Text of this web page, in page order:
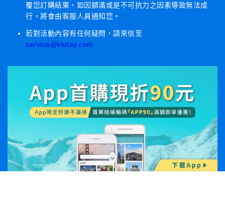
覆您訂購結果，如因額滿或是不可抗力之因素導致無法成
行，將會由客服人員通知您。
若對活動內容有任何疑問，請來信至
service@kkday.com